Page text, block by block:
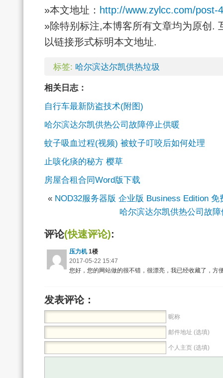
»本文地址： http://www.zylcc.com/post-
»除特别标注,本博客所有文章均为原创.
以链接形式标明本文地址.
标签: 哈尔滨达尔凯供热垃圾
相关日志：
自行车最新防盗技术(附图)
哈尔滨达尔凯供热公司故障停止供暖
蚊子吸血过程(视频) 被蚊子叮咬后如何处理
止咳化痰的秘方 樱草
房屋合租合同Word版下载
« NOD32服务器版 企业版 Business Edition
哈尔滨达尔凯供热公司故
评论(快速评论):
压力机 1楼
2017-05-22 15:47
您好，您的网站做的很不错，很漂亮，我已经收藏了，方
发表评论：
昵称
邮件地址 (选填)
个人主页 (选填)